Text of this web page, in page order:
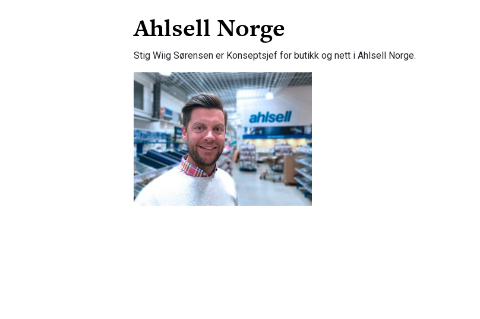
Ahlsell Norge
Stig Wiig Sørensen er Konseptsjef for butikk og nett i Ahlsell Norge.